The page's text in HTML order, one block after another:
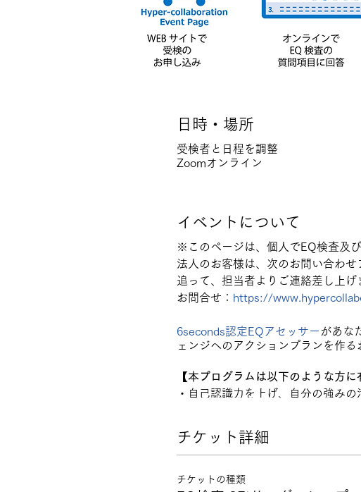
日時・場所
受検者と日程を調整
Zoomオンライン
イベントについて
※このページは、個人でEQ検査及
法人のお客様は、次のお問い合わせ
追って、担当者よりご連絡差し上げ
お問合せ： https://
6seconds認定EQアセッサー があな
ェンジへのアクションプランを作る
【本プログラムは以下のような方に
・自己認識力を上げ、自分の強み
・自己の経験を深く内省する力を
見をアイデアとして発する力も向上
【お申し込みから実施までの流れ】
チケット詳細
チケットの種類